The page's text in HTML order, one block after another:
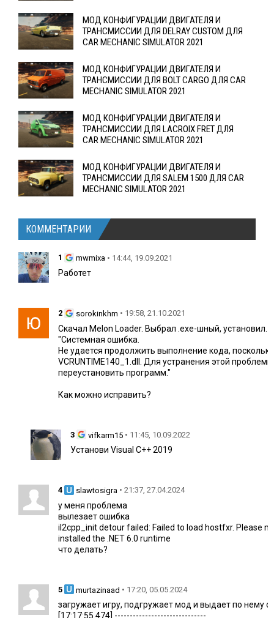
МОД КОНФИГУРАЦИИ ДВИГАТЕЛЯ И
ТРАНСМИССИИ ДЛЯ DELRAY CUSTOM ДЛЯ
CAR MECHANIC SIMULATOR 2021
МОД КОНФИГУРАЦИИ ДВИГАТЕЛЯ И
ТРАНСМИССИИ ДЛЯ BOLT CARGO ДЛЯ CAR
MECHANIC SIMULATOR 2021
МОД КОНФИГУРАЦИИ ДВИГАТЕЛЯ И
ТРАНСМИССИИ ДЛЯ LACROIX FRET ДЛЯ
CAR MECHANIC SIMULATOR 2021
МОД КОНФИГУРАЦИИ ДВИГАТЕЛЯ И
ТРАНСМИССИИ ДЛЯ SALEM 1500 ДЛЯ CAR
MECHANIC SIMULATOR 2021
КОММЕНТАРИИ
1 mwmixa • 14:44, 19.09.2021
Работет
2 sorokinkhm • 19:58, 21.10.2021
Скачал Melon Loader. Выбрал .exe-шный, установил.
"Системная ошибка.
Не удается продолжить выполнение кода,
VCRUNTIME140_1.dll. Для устранения этой
переустановить программ."
Как можно исправить?
3 vifkarm15 • 11:45, 10.09.2022
Установи Visual C++ 2019
4 slawtosigra • 21:37, 27.04.2024
у меня проблема
вылезает ошибка
il2cpp_init detour failed: Failed to load hostfxr. Please
installed the .NET 6.0 runtime
что делать?
5 murtazinaad • 17:20, 05.05.2024
загружает игру, подгружает мод и выдает по нему
[17:17:55.474] ------------------------------